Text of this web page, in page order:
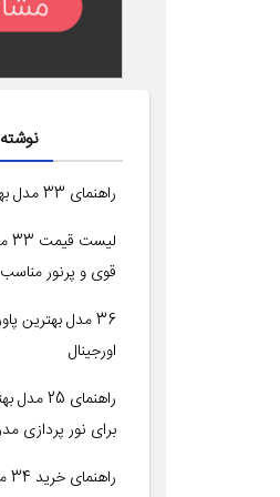
راهنمای 33 مدل بهترین کابل باتری خودرو
قوی و پرنور
36 مدل بهترین
اورجینال
راهنمای
برای نور پردازی